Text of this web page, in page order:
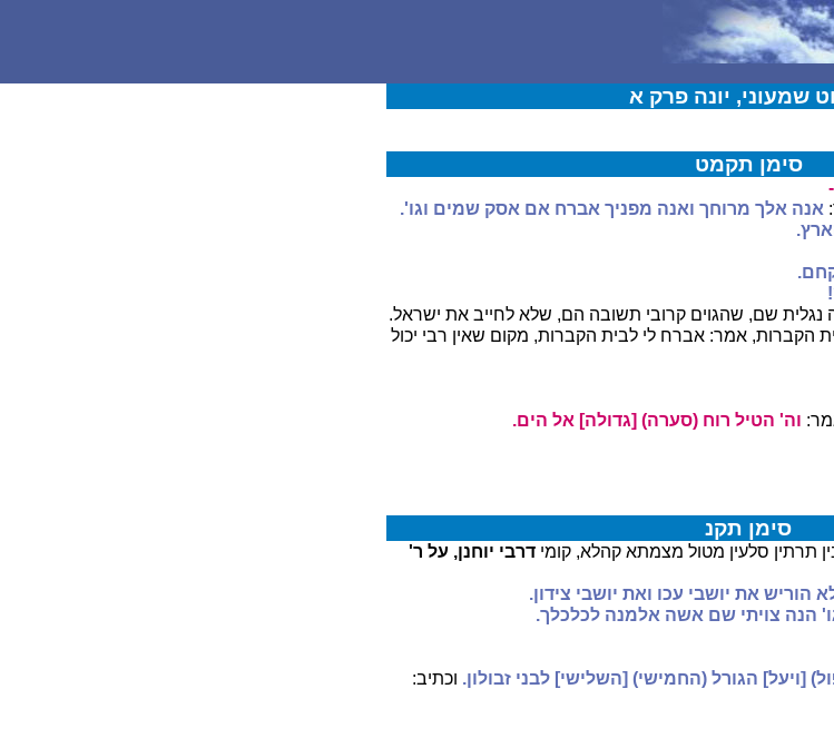
שמעוני, יונה פרק א
סימן תקמט
אנה אלך מרוחך ואנה מפניך אברח אם אסק שמים וגו'.
נגלית שם, שהגוים קרובי תשובה הם, שלא לחייב את ישראל.
אמר: אברח לי לבית הקברות, מקום שאין רבי יכול
וה' הטיל רוח (סערה) [גדולה] אל הים.
סימן תקנ
תרתין סלעין מטול מצמתא קהלא, קומי דרבי יוחנן, על ר'
הוריש את יושבי עכו ואת יושבי צידון.
הנה צויתי שם אשה אלמנה לכלכלך.
[ויעל] הגורל (החמישי) [השלישי] לבני זבולון. וכתיב: